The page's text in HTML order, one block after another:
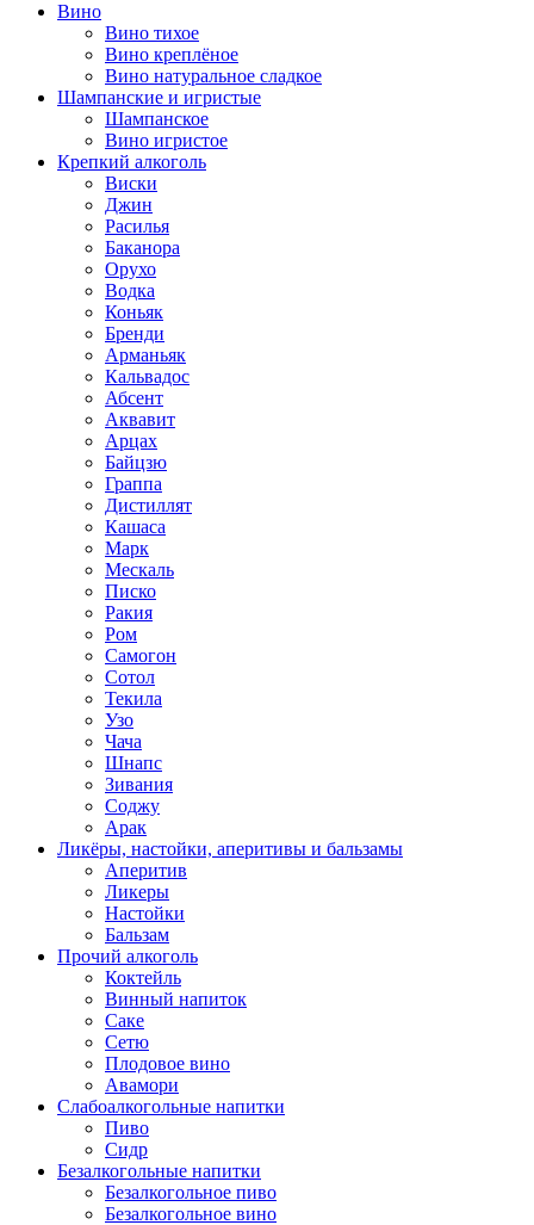
Вино
Вино тихое
Вино креплёное
Вино натуральное сладкое
Шампанские и игристые
Шампанское
Вино игристое
Крепкий алкоголь
Виски
Джин
Расилья
Баканора
Орухо
Водка
Коньяк
Бренди
Арманьяк
Кальвадос
Абсент
Аквавит
Арцах
Байцзю
Граппа
Дистиллят
Кашаса
Марк
Мескаль
Писко
Ракия
Ром
Самогон
Сотол
Текила
Узо
Чача
Шнапс
Зивания
Соджу
Арак
Ликёры, настойки, аперитивы и бальзамы
Аперитив
Ликеры
Настойки
Бальзам
Прочий алкоголь
Коктейль
Винный напиток
Саке
Сетю
Плодовое вино
Авамори
Слабоалкогольные напитки
Пиво
Сидр
Безалкогольные напитки
Безалкогольное пиво
Безалкогольное вино